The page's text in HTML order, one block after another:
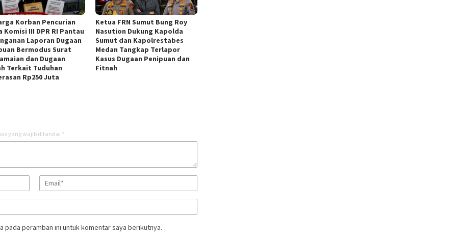
Korban Pencurian
Komisi III DPR RI Pantau
Laporan Dugaan
Bermodus Surat
dan Dugaan
Terkait Tuduhan
Rp250 Juta
Ketua FRN Sumut Bung Roy
Nasution Dukung Kapolda
Sumut dan Kapolrestabes
Medan Tangkap Terlapor
Kasus Dugaan Penipuan dan
Fitnah
yang wajib ditandai *
pada peramban ini untuk komentar saya berikutnya.